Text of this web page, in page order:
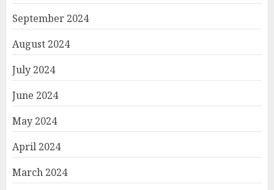
September 2024
August 2024
July 2024
June 2024
May 2024
April 2024
March 2024